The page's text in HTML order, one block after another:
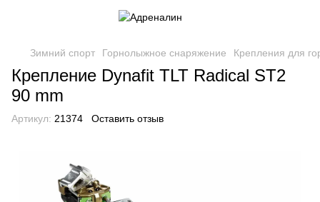
Зимний спорт Горнолыжное снаряжение Крепления для
Крепление Dynafit TLT Radical ST2
90 mm
Артикул: 21374 Оставить отзыв